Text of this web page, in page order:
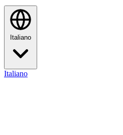
Italiano
Italiano